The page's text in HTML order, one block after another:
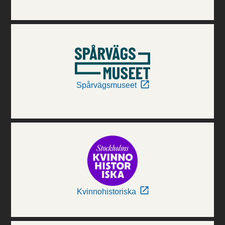
Spårvägsmuseet
Kvinnohistoriska